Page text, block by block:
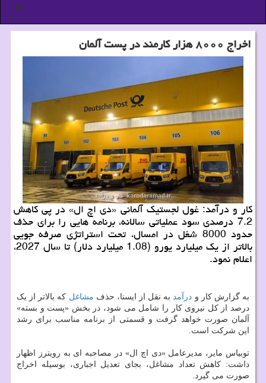
منو
اخراج ۸۰۰۰ هزار کارمند در پست آلمان
کار و درآمد: غول لجستیک آلمانی «دی اچ ال» در پی کاهش
7.2 درصدی سود عملیاتی سالانه، برنامه هایی را برای حذف
حدود 8000 شغل در امسال، تحت استراتژی صرفه جویی
بالاتر از یک میلیارد یورو (1.08 میلیارد دلار) تا سال 2027،
اعلام نمود.
به گزارش کار و درآمد به نقل از ایسنا، حذف مشاغل که بالاتر از یک
درصد از کل نیروی کار را شامل می شود، در بخش «پست و بسته»
آلمان صورت خواهد گرفت و قسمتی از برنامه مناسب برای رشد
این شرکت است.
توبیاس مایر، مدیرعامل «دی اچ ال» در مصاحبه ای به رویترز اظهار
داشت: کاهش تعداد مشاغل، بجای تعدیل اجباری، بوسیله اخراج
صورت می گیرد.